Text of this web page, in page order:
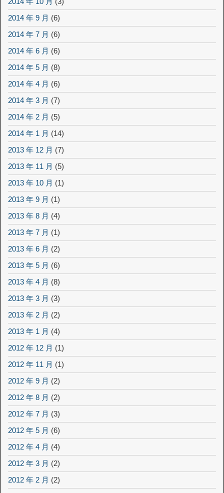
2014 年 9 月 (6)
2014 年 7 月 (6)
2014 年 6 月 (6)
2014 年 5 月 (8)
2014 年 4 月 (6)
2014 年 3 月 (7)
2014 年 2 月 (5)
2014 年 1 月 (14)
2013 年 12 月 (7)
2013 年 11 月 (5)
2013 年 10 月 (1)
2013 年 9 月 (1)
2013 年 8 月 (4)
2013 年 7 月 (1)
2013 年 6 月 (2)
2013 年 5 月 (6)
2013 年 4 月 (8)
2013 年 3 月 (3)
2013 年 2 月 (2)
2013 年 1 月 (4)
2012 年 12 月 (1)
2012 年 11 月 (1)
2012 年 9 月 (2)
2012 年 8 月 (2)
2012 年 7 月 (3)
2012 年 5 月 (6)
2012 年 4 月 (4)
2012 年 3 月 (2)
2012 年 2 月 (2)